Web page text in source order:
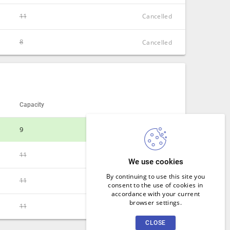
We use cookies
By continuing to use this site you
consent to the use of cookies in
accordance with your current
browser settings.
CLOSE
CLOSE
11 Cancelled
CLOSE
8 Cancelled
Capacity
9 SIGN IN
11
CLOSE
11 Cancelled
CLOSE
11 Cancelled